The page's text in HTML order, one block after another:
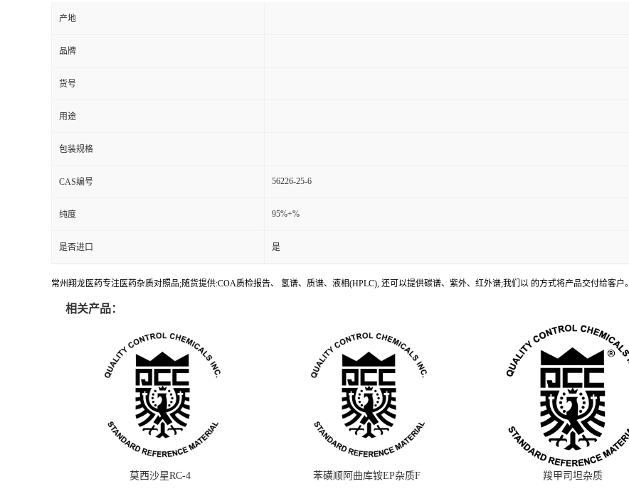
产地
品牌
货号
用途
包装规格
CAS编号 56226-25-6
纯度 95%+%
是否进口 是
常州翔龙医药专注医药杂质对照品;随货提供:COA质检报告、 氢谱、质谱、液相(HPLC), 还可以提供碳谱、紫外、红外谱;我们以 的方式将产品交付给客户。
相关产品：
莫西沙星RC-4 苯磺顺阿曲库铵EP杂质F 羧甲司坦杂质